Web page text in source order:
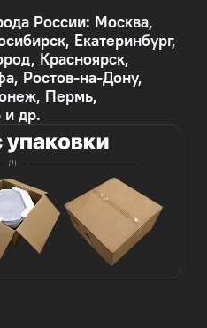
России: Москва,
Екатеринбург,
Красноярск,
Ростов-на-Дону,
Пермь,
и др.